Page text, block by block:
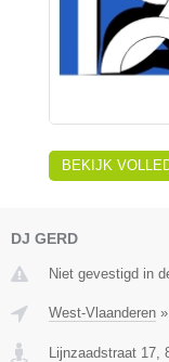
BEKIJK
DJ GERD
Niet gevestigd in
West-Vlaanderen »
Lijnzaadstraat 17